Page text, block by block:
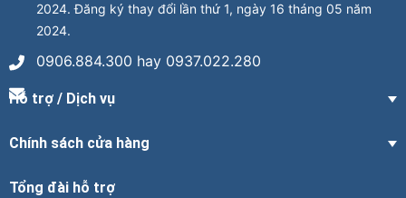
2024. Đăng ký thay đổi lần thứ 1, ngày 16 tháng 05 năm
2024.
0906.884.300 hay 0937.022.280
Hỗ trợ / Dịch vụ
Chính sách cửa hàng
Tổng đài hỗ trợ